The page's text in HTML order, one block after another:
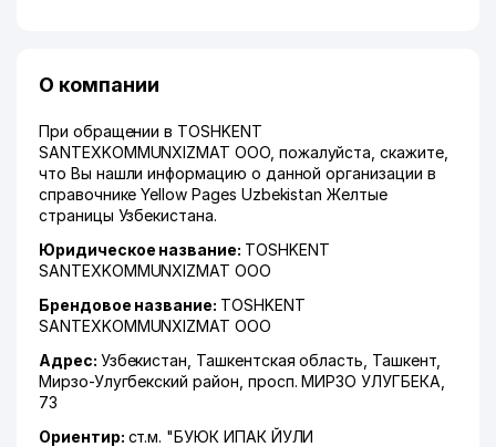
О компании
При обращении в TOSHKENT
SANTEXKOMMUNXIZMAT ООО, пожалуйста, скажите,
что Вы нашли информацию о данной организации в
справочнике Yellow Pages Uzbekistan Желтые
страницы Узбекистана.
Юридическое название: TOSHKENT
SANTEXKOMMUNXIZMAT ООО
Брендовое название: TOSHKENT
SANTEXKOMMUNXIZMAT ООО
Адрес: Узбекистан, Ташкентская область Ташкент,
Мирзо-Улугбекский район просп. МИРЗО УЛУГБЕКА
73
Ориентир: ст.м. "БУЮК ИПАК ЙУЛИ